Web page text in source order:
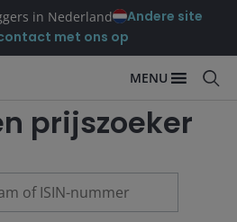
in Nederland
Andere site
met ons op
MENU
prijszoeker